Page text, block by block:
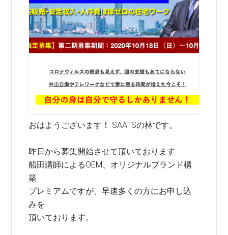
おはようございます！ SAATSの林です。
昨日から募集開始させて頂いております
船田講師によるOEM、オリジナルブランド構
築
プレミアムですが、早速多くの方にお申し込
みを
頂いております。